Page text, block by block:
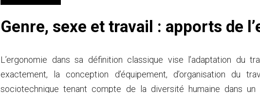
Genre, sexe et travail : apports de
L’ergonomie dans sa définition classique vise l’adaptation du
exactement, la conception d’équipement, d’organisation du
sociotechnique tenant compte de la diversité humaine dans